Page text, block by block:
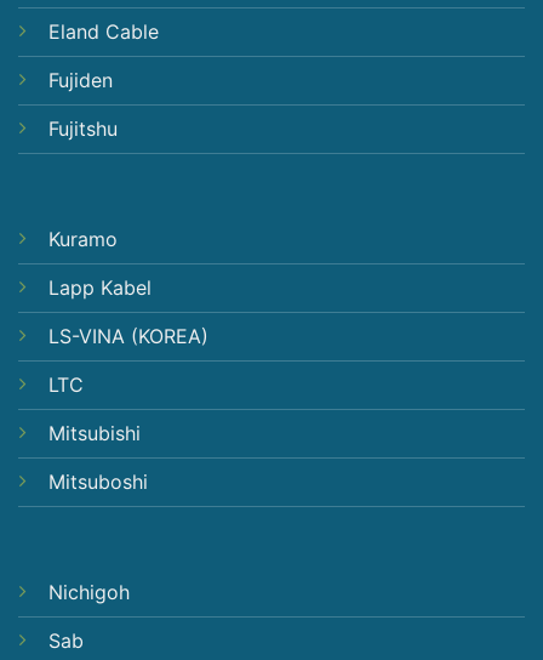
Eland Cable
Fujiden
Fujitshu
Kuramo
Lapp Kabel
LS-VINA (KOREA)
LTC
Mitsubishi
Mitsuboshi
Nichigoh
Sab